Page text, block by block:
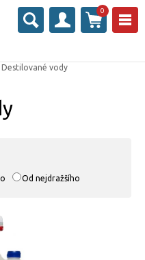
0
Destilované vody
Od nejdražšího